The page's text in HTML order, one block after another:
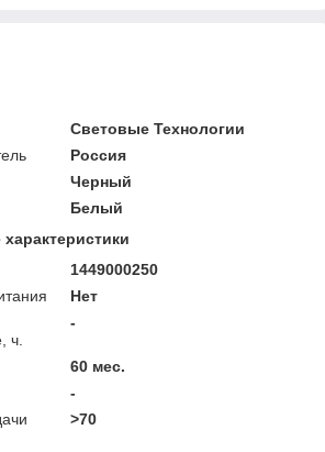
Световые Технологии
Россия
Черный
Белый
1449000250
Нет
ч.
-
60 мес.
-
>70